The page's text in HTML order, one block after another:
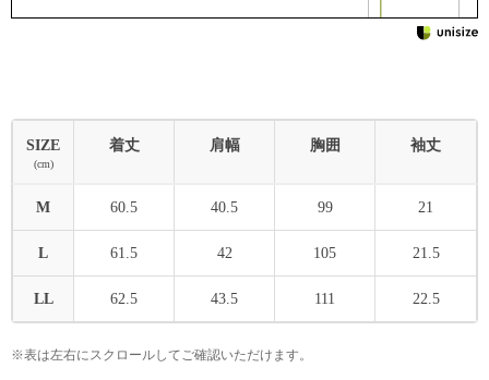
SIZE
(cm)
着丈 肩幅 胸囲 袖丈
M 60.5 40.5 99 21
L 61.5 42 105 21.5
LL 62.5 43.5 111 22.5
※表は左右にスクロールしてご確認いただけます。